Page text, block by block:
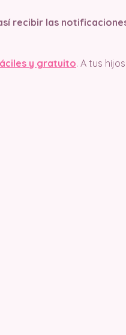
recibir las
y gratuito. A tus